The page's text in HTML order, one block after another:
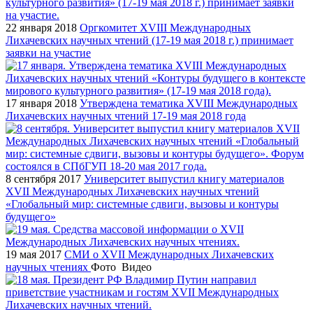
22 января 2018 Оргкомитет XVIII Международных
Лихачевских научных чтений (17-19 мая 2018 г.) принимает
заявки на участие
17 января 2018 Утверждена тематика XVIII Международных
Лихачевских научных чтений 17-19 мая 2018 года
8 сентября 2017 Университет выпустил книгу материалов
XVII Международных Лихачевских научных чтений
«Глобальный мир: системные сдвиги, вызовы и контуры
будущего»
19 мая 2017 СМИ о XVII Международных Лихачевских
научных чтениях Фото Видео